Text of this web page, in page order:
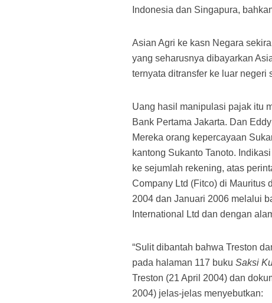
Indonesia dan Singapura,
Asian Agri ke kasn Negara
yang seharusnya dibayarkan
ternyata ditransfer ke luar negeri
Uang hasil manipulasi pajak itu
Bank Pertama Jakarta. Dan
Mereka orang kepercayaan
kantong Sukanto Tanoto.
ke sejumlah rekening, atas
Company Ltd (Fitco) di Mauritus
2004 dan Januari 2006 melalui
International Ltd dan dengan
“Sulit dibantah bahwa Treston
pada halaman 117 bukuSaksi
Treston (21 April 2004) dan
2004) jelas-jelas menyebutkan: